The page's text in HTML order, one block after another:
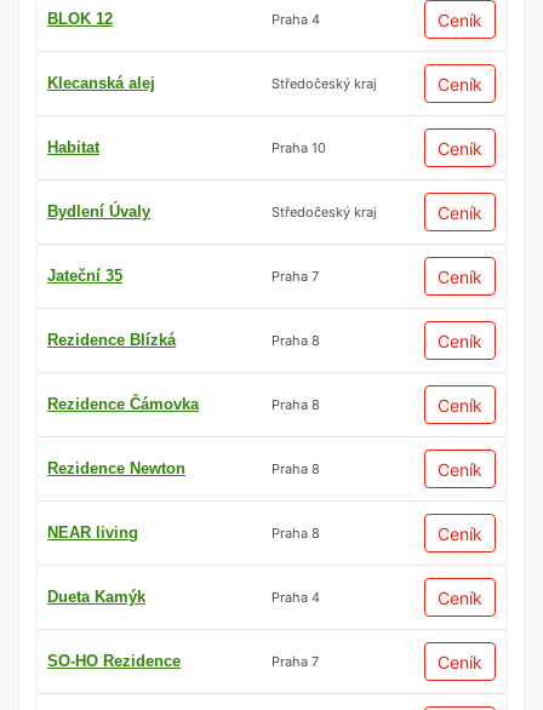
BLOK 12 Praha 4 Ceník
Klecanská alej Středočeský kraj Ceník
Habitat Praha 10 Ceník
Bydlení Úvaly Středočeský kraj Ceník
Jateční 35 Praha 7 Ceník
Rezidence Blízká Praha 8 Ceník
Rezidence Čámovka Praha 8 Ceník
Rezidence Newton Praha 8 Ceník
NEAR living Praha 8 Ceník
Dueta Kamýk Praha 4 Ceník
SO-HO Rezidence Praha 7 Ceník